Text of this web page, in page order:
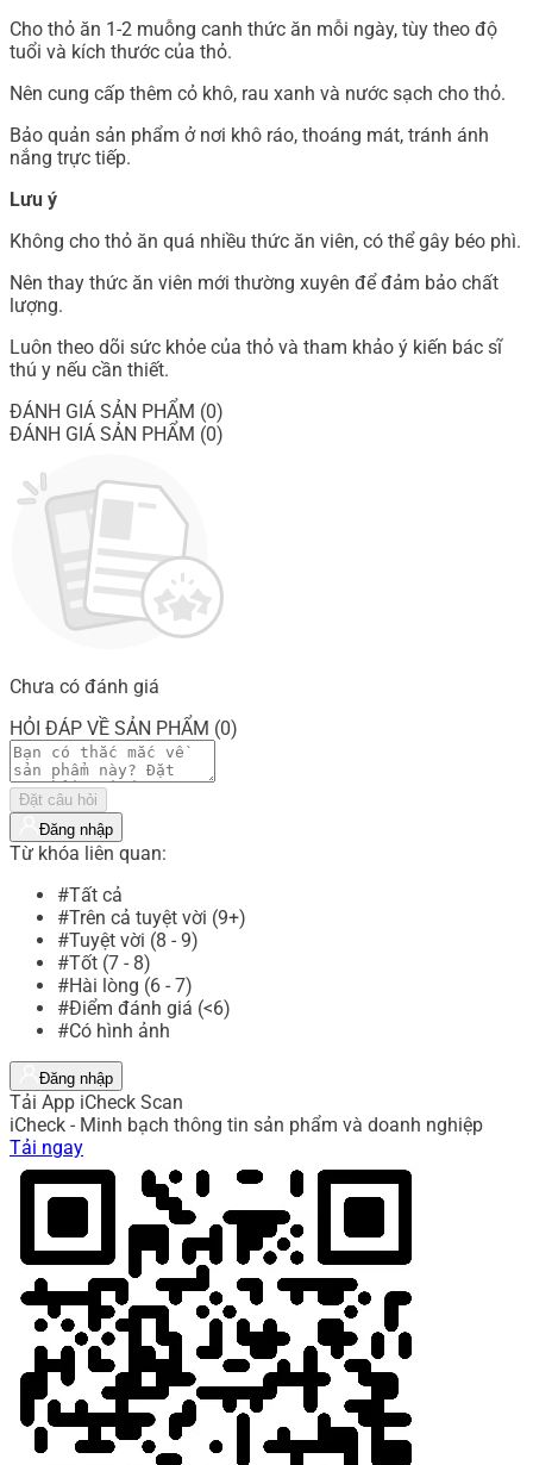
Cho thỏ ăn 1-2 muỗng canh thức ăn mỗi ngày, tùy theo độ
tuổi và kích thước của thỏ.
Nên cung cấp thêm cỏ khô, rau xanh và nước sạch cho thỏ.
Bảo quản sản phẩm ở nơi khô ráo, thoáng mát, tránh ánh
nắng trực tiếp.
Lưu ý
Không cho thỏ ăn quá nhiều thức ăn viên, có thể gây béo phì.
Nên thay thức ăn viên mới thường xuyên để đảm bảo chất
lượng.
Luôn theo dõi sức khỏe của thỏ và tham khảo ý kiến bác sĩ
thú y nếu cần thiết.
ĐÁNH GIÁ SẢN PHẨM (0)
ĐÁNH GIÁ SẢN PHẨM (0)
Chưa có đánh giá
HỎI ĐÁP VỀ SẢN PHẨM (0)
Đặt câu hỏi
Đăng nhập
Từ khóa liên quan:
#Tất cả
#Trên cả tuyệt vời (9+)
#Tuyệt vời (8 - 9)
#Tốt (7 - 8)
#Hài lòng (6 - 7)
#Điểm đánh giá (<6)
#Có hình ảnh
Đăng nhập
Tải App iCheck Scan
iCheck - Minh bạch thông tin sản phẩm và doanh nghiệp
Tải ngay